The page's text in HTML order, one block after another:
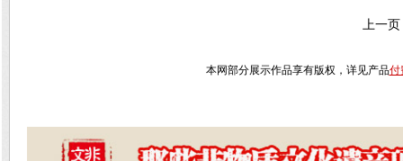
上一页
本网部分展示作品享有版权，详见产品付